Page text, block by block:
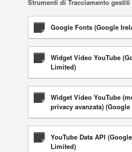
Strumenti di Tracciamento gestiti
Google Fonts (Google
Widget Video YouTube
Limited)
Widget Video YouTube
privacy avanzata)
YouTube Data API
Limited)